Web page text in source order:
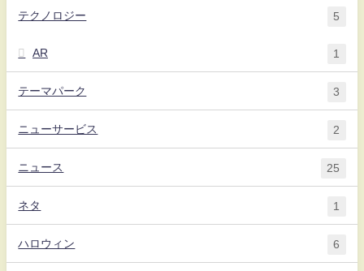
テクノロジー 5
AR 1
テーマパーク 3
ニューサービス 2
ニュース 25
ネタ 1
ハロウィン 6